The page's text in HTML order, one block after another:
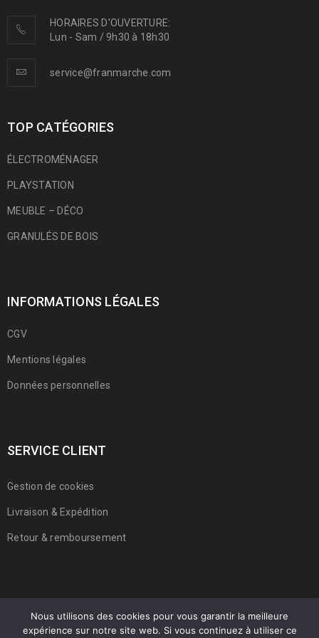
HORAIRES D'OUVERTURE:
Lun - Sam / 9h30 à 18h30
service@franmarche.com
TOP CATÉGORIES
ÉLECTROMÉNAGER
PLAYSTATION
MEUBLE – DÉCO
GRANULÉS DE BOIS
INFORMATIONS LÉGALES
CGV
Mentions légales
Données personnelles
SERVICE CLIENT
Gestion de cookies
Livraison & Expédition
Retour & remboursement
© 2022 Franmarche. Tous droits réservés.
Nous utilisons des cookies pour vous garantir la meilleure
expérience sur notre site web. Si vous continuez à utiliser ce